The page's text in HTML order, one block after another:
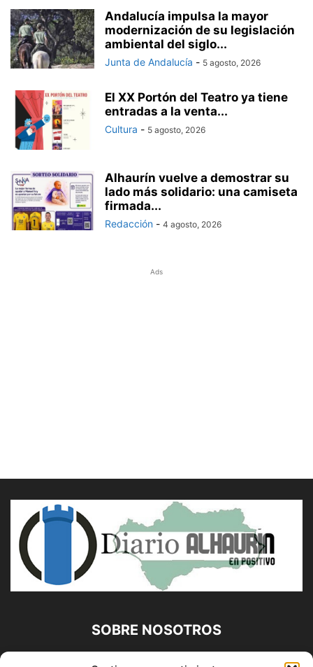
Andalucía impulsa la mayor
modernización de su legislación
ambiental del siglo...
Junta de Andalucía - 5 agosto, 2026
El XX Portón del Teatro ya tiene
entradas a la venta...
Cultura - 5 agosto, 2026
Alhaurín vuelve a demostrar su
lado más solidario: una camiseta
firmada...
Redacción - 4 agosto, 2026
Ads
SOBRE NOSOTROS
Diario Alhaurín (www.alhaurindelatorre.com) Propiedad de